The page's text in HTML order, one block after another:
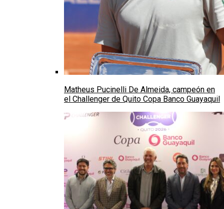
Matheus Pucinelli De Almeida, campeón en
el Challenger de Quito Copa Banco Guayaquil